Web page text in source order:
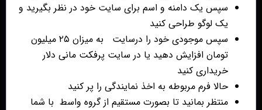
سپس یک دامنه و اسم برای سایت خود در نظر بگیرید و
یک لوگو طراحی کنید
سپس موجودی خود را درسایت به میزان ۲۵ میلیون
تومان افزایش دهید یا در سایت پرفکت مانی دلار
خریداری کنید
حالا فرم مربوطه به اخذ نمایندگی را پر کنید
منتظر بمانید تا بصورت مستقیم از گروه واسط با شما